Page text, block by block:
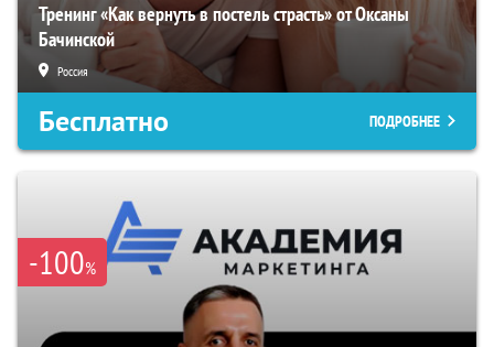
Тренинг «Как вернуть в постель страсть» от Оксаны
Бачинской
Россия
Бесплатно ПОДРОБНЕЕ
-100%